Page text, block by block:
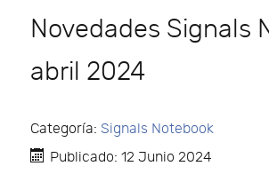
Novedades Signals
abril 2024
Categoría: Signals Notebook
Publicado: 12 Junio 2024